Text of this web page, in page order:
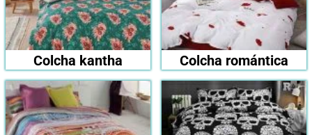
Colcha kantha Colcha romántica